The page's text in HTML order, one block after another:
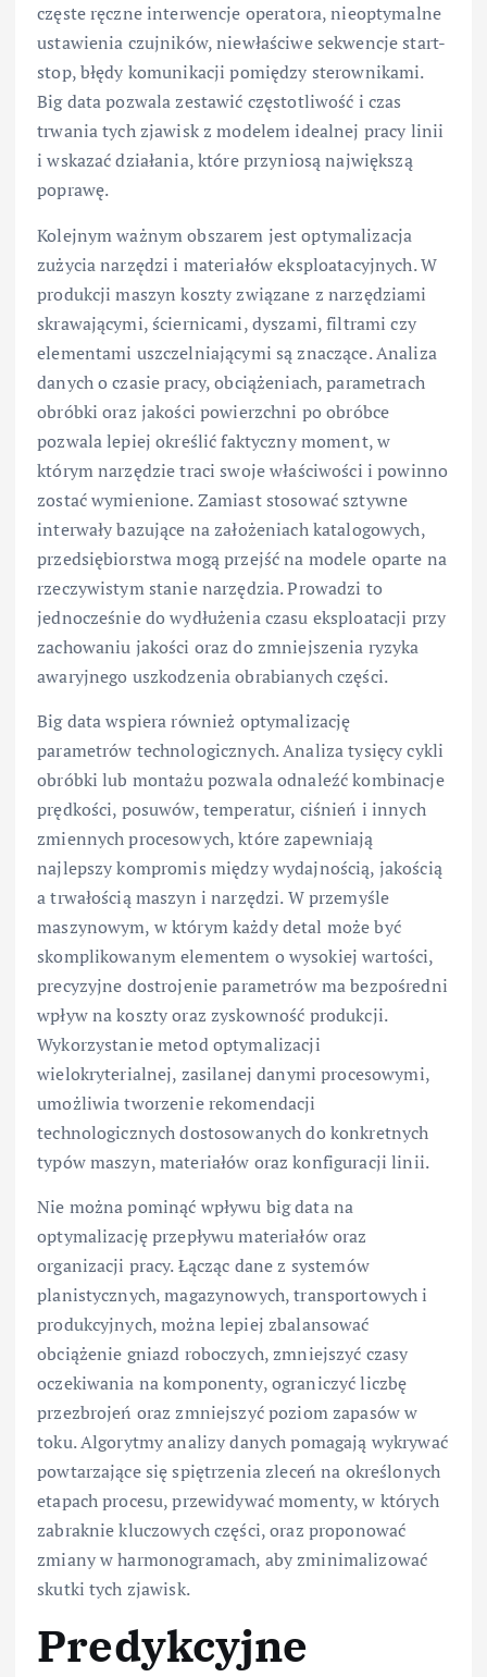
częste ręczne interwencje operatora, nieoptymalne
ustawienia czujników, niewłaściwe sekwencje start-
stop, błędy komunikacji pomiędzy sterownikami.
Big data pozwala zestawić częstotliwość i czas
trwania tych zjawisk z modelem idealnej pracy linii
i wskazać działania, które przyniosą największą
poprawę.
Kolejnym ważnym obszarem jest optymalizacja
zużycia narzędzi i materiałów eksploatacyjnych. W
produkcji maszyn koszty związane z narzędziami
skrawającymi, ściernicami, dyszami, filtrami czy
elementami uszczelniającymi są znaczące. Analiza
danych o czasie pracy, obciążeniach, parametrach
obróbki oraz jakości powierzchni po obróbce
pozwala lepiej określić faktyczny moment, w
którym narzędzie traci swoje właściwości i powinno
zostać wymienione. Zamiast stosować sztywne
interwały bazujące na założeniach katalogowych,
przedsiębiorstwa mogą przejść na modele oparte na
rzeczywistym stanie narzędzia. Prowadzi to
jednocześnie do wydłużenia czasu eksploatacji przy
zachowaniu jakości oraz do zmniejszenia ryzyka
awaryjnego uszkodzenia obrabianych części.
Big data wspiera również optymalizację
parametrów technologicznych. Analiza tysięcy cykli
obróbki lub montażu pozwala odnaleźć kombinacje
prędkości, posuwów, temperatur, ciśnień i innych
zmiennych procesowych, które zapewniają
najlepszy kompromis między wydajnością, jakością
a trwałością maszyn i narzędzi. W przemyśle
maszynowym, w którym każdy detal może być
skomplikowanym elementem o wysokiej wartości,
precyzyjne dostrojenie parametrów ma bezpośredni
wpływ na koszty oraz zyskowność produkcji.
Wykorzystanie metod optymalizacji
wielokryterialnej, zasilanej danymi procesowymi,
umożliwia tworzenie rekomendacji
technologicznych dostosowanych do konkretnych
typów maszyn, materiałów oraz konfiguracji linii.
Nie można pominąć wpływu big data na
optymalizację przepływu materiałów oraz
organizacji pracy. Łącząc dane z systemów
planistycznych, magazynowych, transportowych i
produkcyjnych, można lepiej zbalansować
obciążenie gniazd roboczych, zmniejszyć czasy
oczekiwania na komponenty, ograniczyć liczbę
przezbrojeń oraz zmniejszyć poziom zapasów w
toku. Algorytmy analizy danych pomagają wykrywać
powtarzające się spiętrzenia zleceń na określonych
etapach procesu, przewidywać momenty, w których
zabraknie kluczowych części, oraz proponować
zmiany w harmonogramach, aby zminimalizować
skutki tych zjawisk.
Predykcyjne